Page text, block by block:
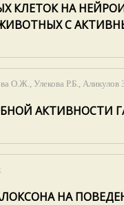
КЛЕТОК НА
С
О.Ж., Улекова Р.Б., Аликулов
АКТИВНОСТИ
НА